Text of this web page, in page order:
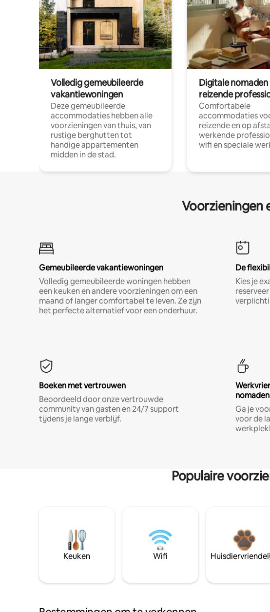
Volledig gemeubileerde
vakantiewoningen
Deze gemeubileerde
accommodaties hebben alle
voorzieningen van thuis, van
rustige berghutten tot
handige appartementen
midden in de stad.
Digitale nomaden
reizende
Comfortabele
accommodaties
reizende en op
werkende
wifi en speciale
Voorzieningen
Gemeubileerde vakantiewoningen
Volledig gemeubileerde woningen hebben
een keuken en andere voorzieningen om een
maand of langer comfortabel te leven. Ze zijn
het perfecte alternatief voor een onderhuur.
De
Kies je
Boeken met vertrouwen
Beoordeeld door onze vertrouwde
community van gasten en 24/7 support
tijdens je lange verblijf.
nomaden
Ga je
voor de
Populaire
Keuken Wifi